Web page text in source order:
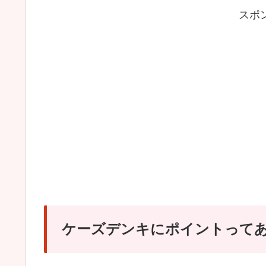
スポ
ケーズデンキにポイントって